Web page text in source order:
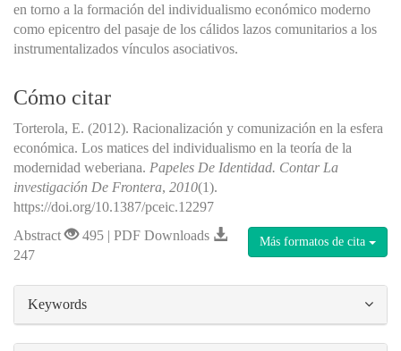
en torno a la formación del individualismo económico moderno
como epicentro del pasaje de los cálidos lazos comunitarios a los
instrumentalizados vínculos asociativos.
Cómo citar
Torterola, E. (2012). Racionalización y comunización en la esfera
económica. Los matices del individualismo en la teoría de la
modernidad weberiana. Papeles De Identidad. Contar La
investigación De Frontera, 2010(1).
https://doi.org/10.1387/pceic.12297
Más formatos de cita
Abstract
495 | PDF Downloads
247
Keywords